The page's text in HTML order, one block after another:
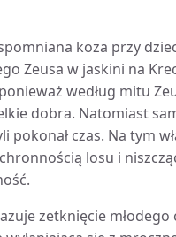
koza przy
Zeusa w jaskini na
według mitu
dobra. Natomiast
pokonał czas. Na tym
losu i
zetknięcie